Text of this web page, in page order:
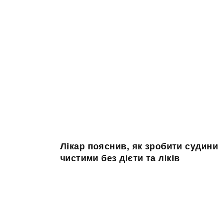
Лікар пояснив, як зробити судини
чистими без дієти та ліків